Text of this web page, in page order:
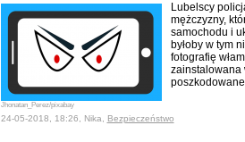
Jhonatan_Perez/pixabay
Lubelscy
mężczyzny,
samochodu i
byłoby w tym
fotografię
zainstalowana
24-05-2018, 18:26, Nika, Bezpieczeństwo